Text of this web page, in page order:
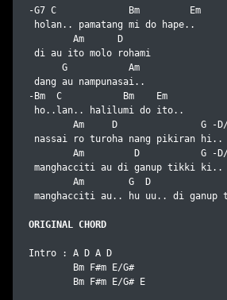
-G7 C             Bm         Em
holan.. pamatang mi do hape..
        Am      D
di au ito molo rohami
      G           Am
dang au nampunasai..
-Bm  C           Bm    Em
ho..lan.. halilumi do ito..
Am     D               G -
nassai ro turoha nang pikiran hi..
Am         D           G -
manghacciti au di ganup tikki ki..
Am        G  D
manghacciti au.. hu uu.. di
ORIGINAL CHORD
Intro : A D A D
        Bm F#m E/G#
        Bm F#m E/G# E